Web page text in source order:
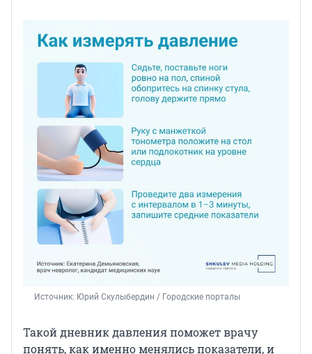
Источник: Юрий Скулыбердин / Городские порталы
Такой дневник давления поможет врачу
понять, как именно менялись показатели, и